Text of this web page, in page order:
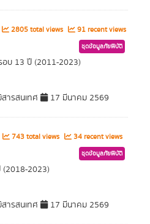
2805 total views 91 recent views
ชุดข้อมูลภัยพิบัติ
บ 13 ปี (2011-2023)
ารสนเทศ 17 มีนาคม 2569
743 total views 34 recent views
ชุดข้อมูลภัยพิบัติ
(2018-2023)
ารสนเทศ 17 มีนาคม 2569